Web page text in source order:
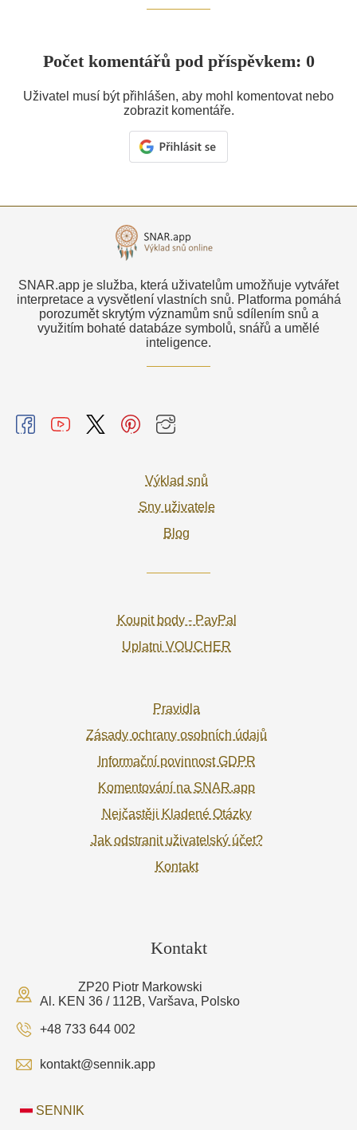
Počet komentářů pod příspěvkem: 0
Uživatel musí být přihlášen, aby mohl komentovat nebo
zobrazit komentáře.
SNAR.app je služba, která uživatelům umožňuje vytvářet
interpretace a vysvětlení vlastních snů. Platforma pomáhá
porozumět skrytým významům snů sdílením snů a
využitím bohaté databáze symbolů, snářů a umělé
inteligence.
Výklad snů
Sny uživatele
Blog
Koupit body - PayPal
Uplatni VOUCHER
Pravidla
Zásady ochrany osobních údajů
Informační povinnost GDPR
Komentování na SNAR.app
Nejčastěji Kladené Otázky
Jak odstranit uživatelský účet?
Kontakt
Kontakt
ZP20 Piotr Markowski
Al. KEN 36 / 112B, Varšava, Polsko
+48 733 644 002
kontakt@sennik.app
SENNIK